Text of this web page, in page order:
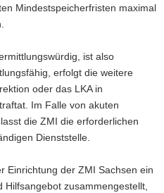
Mindestspeicherfristen maximal
ist also
erfolgt die weitere
oder das LKA in
Im Falle von akuten
die ZMI die erforderlichen
Dienststelle.
Einrichtung der ZMI Sachsen ein
Hilfsangebot zusammengestellt,